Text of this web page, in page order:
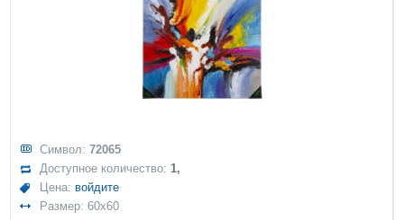
Символ:72065
Доступное количество:1,
Цена: войдите
Размер: 60x60